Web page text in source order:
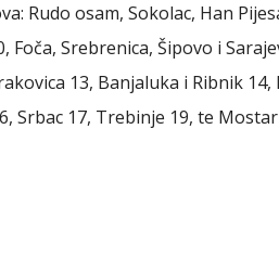
Rudo osam, Sokolac, Han
Srebrenica, Šipovo i
13, Banjaluka i Ribnik
Srbac 17, Trebinje 19, te